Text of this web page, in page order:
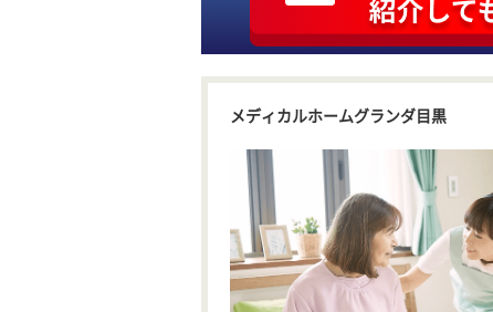
メディカルホームグランダ目黒